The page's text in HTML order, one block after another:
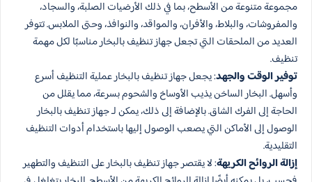
مجموعة متنوعة من الأسطح، بما في ذلك الأرضيات الصلبة، والسجاد،
والمفروشات، والبلاط، والأفران، والمواقد، والنوافذ، وحتى الملابس. تتوفر
العديد من الملحقات التي تجعل جهاز تنظيف بالبخار مناسبًا لكل مهمة
تنظيف.
توفير الوقت والجهد: يجعل جهاز تنظيف بالبخار عملية التنظيف أسرع
وأسهل. البخار الساخن يذيب الأوساخ والشحوم بسرعة، مما يقلل من
الحاجة إلى الفرك الشاق. بالإضافة إلى ذلك، يمكن لـ جهاز تنظيف بالبخار
الوصول إلى الأماكن التي يصعب الوصول إليها باستخدام أدوات التنظيف
التقليدية.
إزالة الروائح الكريهة: لا يقتصر جهاز تنظيف بالبخار على التنظيف والتطهير